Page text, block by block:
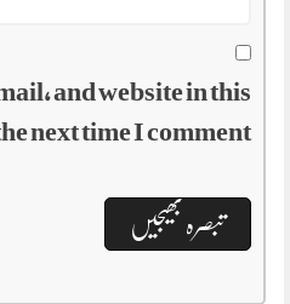
and website in this
next time I comment.